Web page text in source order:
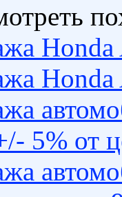
Honda
Honda
5% от